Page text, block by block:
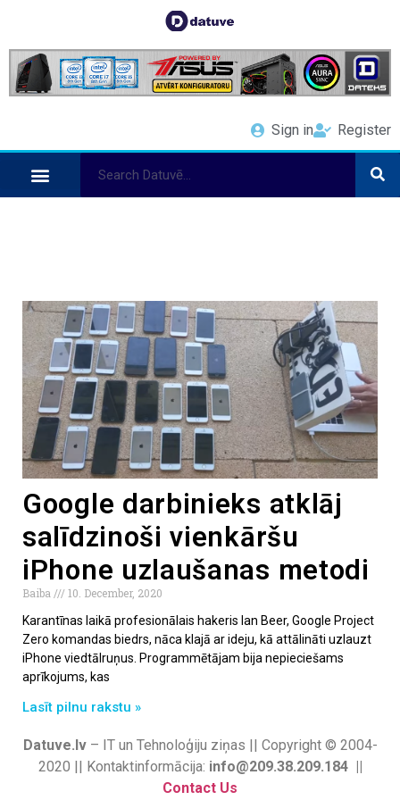
Sign in Register
Google darbinieks atklāj
salīdzinoši vienkāršu
iPhone uzlaušanas metodi
Baiba
10. December, 2020
Karantīnas laikā profesionālais hakeris Ian Beer, Google Project
Zero komandas biedrs, nāca klajā ar ideju, kā attālināti uzlauzt
iPhone viedtālruņus. Programmētājam bija nepieciešams
aprīkojums, kas
Lasīt pilnu rakstu »
Datuve.lv– IT un Tehnoloģiju ziņas || Copyright © 2004-
2020 || Kontaktinformācija: info@209.38.209.184 ||
Contact Us